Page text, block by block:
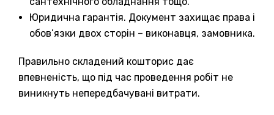
Юридична гарантія. Документ захищає права і
обов’язки двох сторін – виконавця, замовника.
Правильно складений кошторис дає
впевненість, що під час проведення робіт не
виникнуть непередбачувані витрати.